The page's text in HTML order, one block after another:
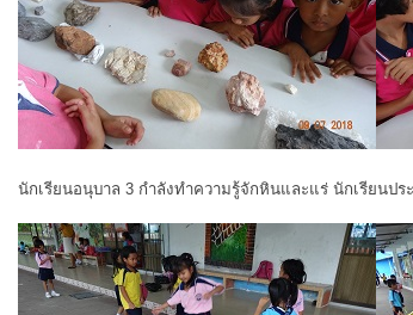
นักเรียนอนุบาล 3 กำลังทำความรู้จักหินและแร่ นักเรียนป